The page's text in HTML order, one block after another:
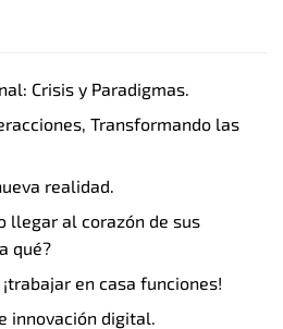
Crisis y Paradigmas.
Transformando las
realidad.
llegar al corazón de sus
qué?
en casa funciones!
innovación digital.